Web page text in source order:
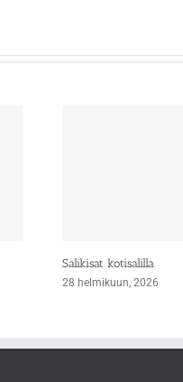
Salikisat kotisalilla
28 helmikuun, 2026